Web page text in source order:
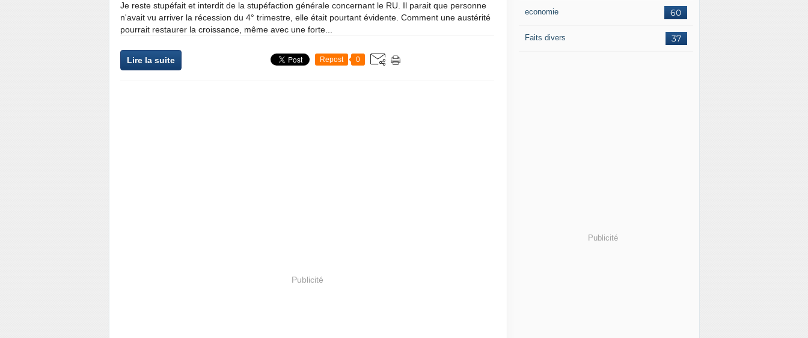
Je reste stupéfait et interdit de la stupéfaction générale concernant le RU. Il parait que personne
n'avait vu arriver la récession du 4° trimestre, elle était pourtant évidente. Comment une austérité
pourrait restaurer la croissance, même avec une forte...
Lire la suite Repost 0
Publicité
60
economie
37
Faits divers
Publicité